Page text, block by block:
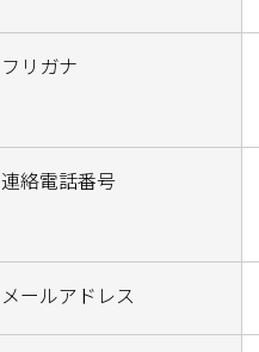
フリガナ
連絡電話番号
メールアドレス